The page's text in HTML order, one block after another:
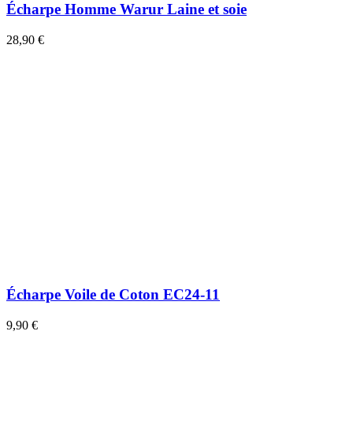
Écharpe Homme Warur Laine et soie
28,90 €
Écharpe Voile de Coton EC24-11
9,90 €